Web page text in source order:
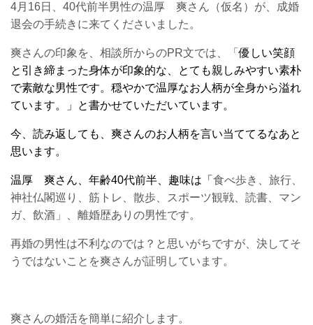
4月16日、40代前半男性の温厚 爽さん（仮名）が、成婚
退会の手続きに来てくださいました。
爽さんの印象を、相談所からのPR文では、「優しい笑顔
と引き締まった身体が印象的な、とても親しみやすい素朴
で素敵な男性です。 穏やかで温厚なお人柄が全身から溢れ
ています。」と書かせていただいています。
今、読み返しても、爽さんのお人柄を言い当ててるなあと
思います。
温厚 爽さん、年齢40代前半、趣味は「 食べ歩き、旅行、
神社仏閣巡り、 筋トレ、散歩、スポーツ観戦、読書、マン
ガ、飲酒」、離婚歴ありの男性です。
再婚の男性は不利なのでは？と思いがちですが、決してそ
うではないことを爽さんが証明しています。
爽さんの婚活を簡単に紹介します。